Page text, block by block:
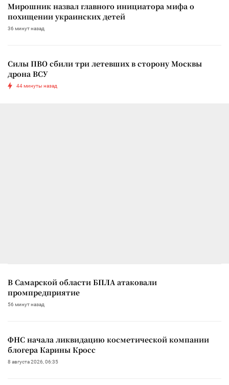
Мирошник назвал главного инициатора мифа о
похищении украинских детей
36 минут назад
Силы ПВО сбили три летевших в сторону Москвы
дрона ВСУ
44 минуты назад
В Самарской области БПЛА атаковали
промпредприятие
56 минут назад
ФНС начала ликвидацию косметической компании
блогера Карины Кросс
8 августа 2026, 06:35